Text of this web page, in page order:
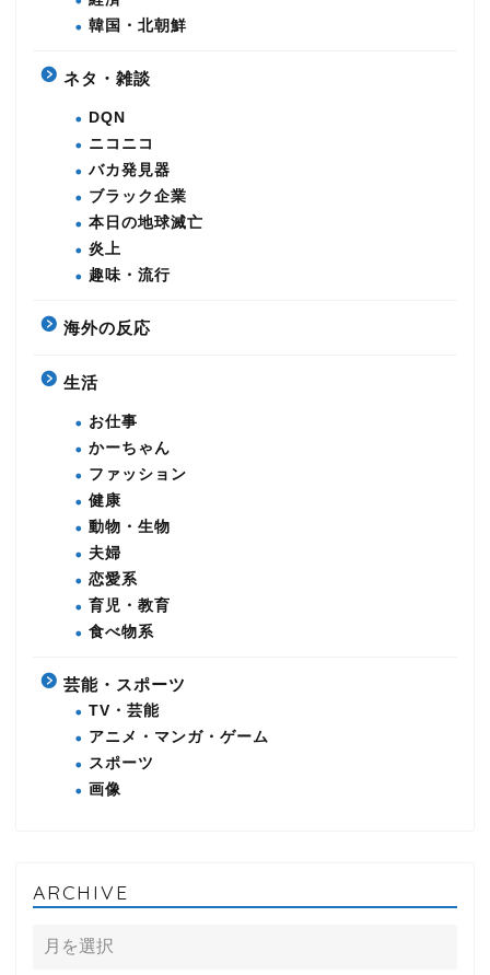
韓国・北朝鮮
ネタ・雑談
DQN
ニコニコ
バカ発見器
ブラック企業
本日の地球滅亡
炎上
趣味・流行
海外の反応
生活
お仕事
かーちゃん
ファッション
健康
動物・生物
夫婦
恋愛系
育児・教育
食べ物系
芸能・スポーツ
TV・芸能
アニメ・マンガ・ゲーム
スポーツ
画像
ARCHIVE